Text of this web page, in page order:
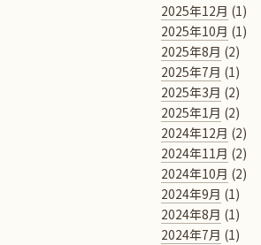
2025年12月 (1)
2025年10月 (1)
2025年8月 (2)
2025年7月 (1)
2025年3月 (2)
2025年1月 (2)
2024年12月 (2)
2024年11月 (2)
2024年10月 (2)
2024年9月 (1)
2024年8月 (1)
2024年7月 (1)